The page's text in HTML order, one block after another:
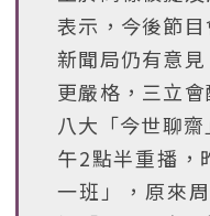
表示，今後節
新聞局仍有意
更嚴格，三立
八大「今世聊
午2點半重播，
一班」，原來